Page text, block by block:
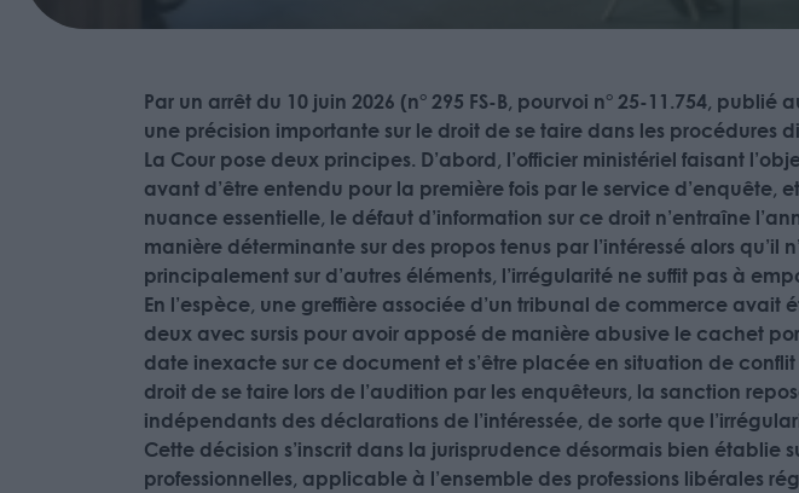
Par un arrêt du 10 juin 2026 (n° 295 FS-B, pourvoi n° 25-11.754,
une précision importante sur le droit de se taire dans les procédures
La Cour pose deux principes. D’abord, l’officier ministériel faisant
avant d’être entendu pour la première fois par le service d’enquête,
nuance essentielle, le défaut d’information sur ce droit n’entraîne
manière déterminante sur des propos tenus par l’intéressé alors
principalement sur d’autres éléments, l’irrégularité ne suffit pas à
En l’espèce, une greffière associée d’un tribunal de commerce
deux avec sursis pour avoir apposé de manière abusive le cachet
date inexacte sur ce document et s’être placée en situation de
droit de se taire lors de l’audition par les enquêteurs, la sanction
indépendants des déclarations de l’intéressée, de sorte que
Cette décision s’inscrit dans la jurisprudence désormais bien
professionnelles, applicable à l’ensemble des professions libérales